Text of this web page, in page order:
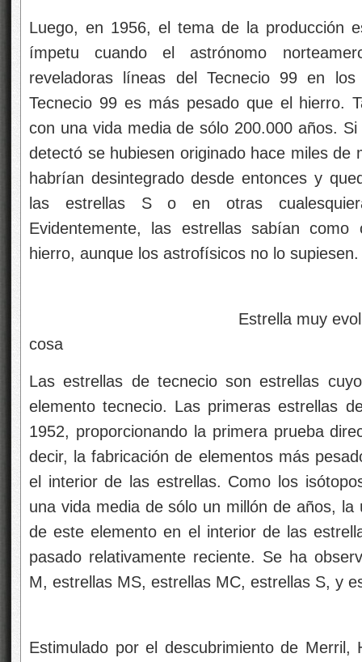
Luego, en 1956, el tema de la producción
ímpetu cuando el astrónomo
reveladoras líneas del Tecnecio 99 en
Tecnecio 99 es más pesado que el hierro.
con una vida media de sólo 200.000 años.
detectó se hubiesen originado hace miles de
habrían desintegrado desde entonces y
las estrellas S o en otras
Evidentemente, las estrellas sabían
hierro, aunque los astrofísicos no lo supiesen.
Estrella muy evoluionada
cosa
Las estrellas de tecnecio son estrellas
elemento tecnecio. Las primeras estrellas
1952, proporcionando la primera prueba
decir, la fabricación de elementos más
el interior de las estrellas. Como los
una vida media de sólo un millón de años, la
de este elemento en el interior de las
pasado relativamente reciente. Se ha
M, estrellas MS, estrellas MC, estrellas S, y
Estimulado por el descubrimiento de Merril,